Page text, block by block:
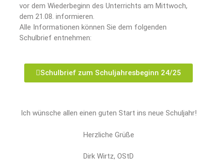
vor dem Wiederbeginn des Unterrichts am Mittwoch,
dem 21.08. informieren.
Alle Informationen können Sie dem folgenden
Schulbrief entnehmen:
Schulbrief zum Schuljahresbeginn 24/25
Ich wünsche allen einen guten Start ins neue Schuljahr!
Herzliche Grüße
Dirk Wirtz, OStD